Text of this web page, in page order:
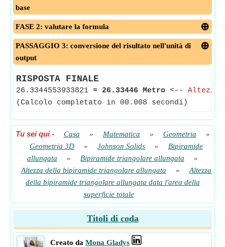
base
FASE 2: valutare la formula
PASSAGGIO 3: conversione del risultato nell'unità di
output
RISPOSTA FINALE
26.3344553933821 ≈ 26.33446 Metro <-- Altezza
(Calcolo completato in 00.008 secondi)
Tu sei qui- Casa » Matematica » Geometria
»
Geometria 3D
» Johnson Solids »
Bipiramide
allungata
» Bipiramide triangolare allungata
»
Altezza della bipiramide triangolare allungata
»
Altezza
della bipiramide triangolare allungata data l'area della
superficie totale
Titoli di coda
Creato da Mona Gladys